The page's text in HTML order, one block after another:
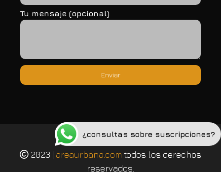
Tu mensaje (opcional)
Política de privacidad
2023 | areaurbana.com todos los derechos
reservados.
¿consultas sobre suscripciones?